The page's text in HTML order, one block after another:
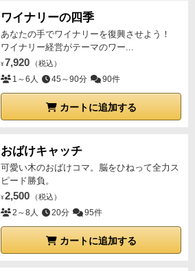
ワイナリーの四季
あなたの手でワイナリーを復興させよう！
ワイナリー経営がテーマのワー...
¥ 7,920 （税込）
1～6人 45～90分 90件
カートに追加する
おばけキャッチ
可愛い木のおばけコマ。脳をひねって全力ス
ピード勝負。
¥ 2,500 （税込）
2～8人 20分 95件
カートに追加する